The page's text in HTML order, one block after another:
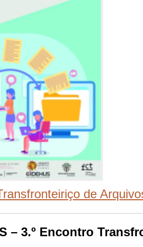
de
– 3.º Encontro